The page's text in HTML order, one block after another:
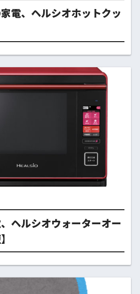
電、ヘルシオホットクッ
ヘルシオウォーターオー